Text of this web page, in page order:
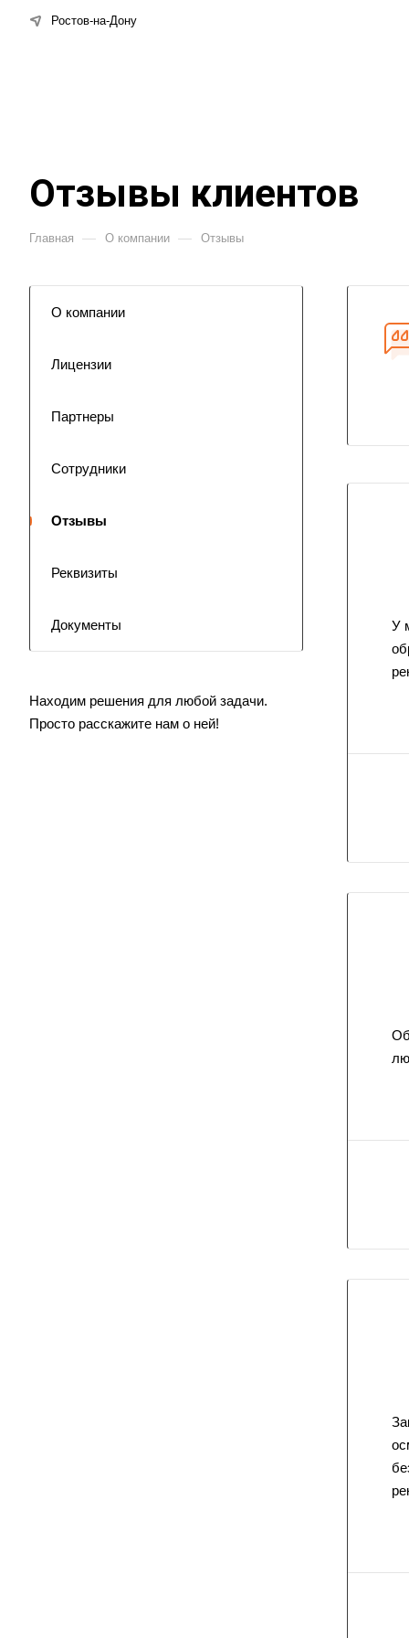
Ростов-на-Дону
Отзывы клиентов
Главная — О компании — Отзывы
У
О компании
Лицензии
Партнеры
Сотрудники
Отзывы
Реквизиты
Документы
Находим решения для любой задачи.
Просто расскажите нам о ней!